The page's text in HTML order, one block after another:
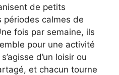
de petits
périodes calmes de
fois par semaine, ils
pour une activité
d’un loisir ou
et chacun tourne